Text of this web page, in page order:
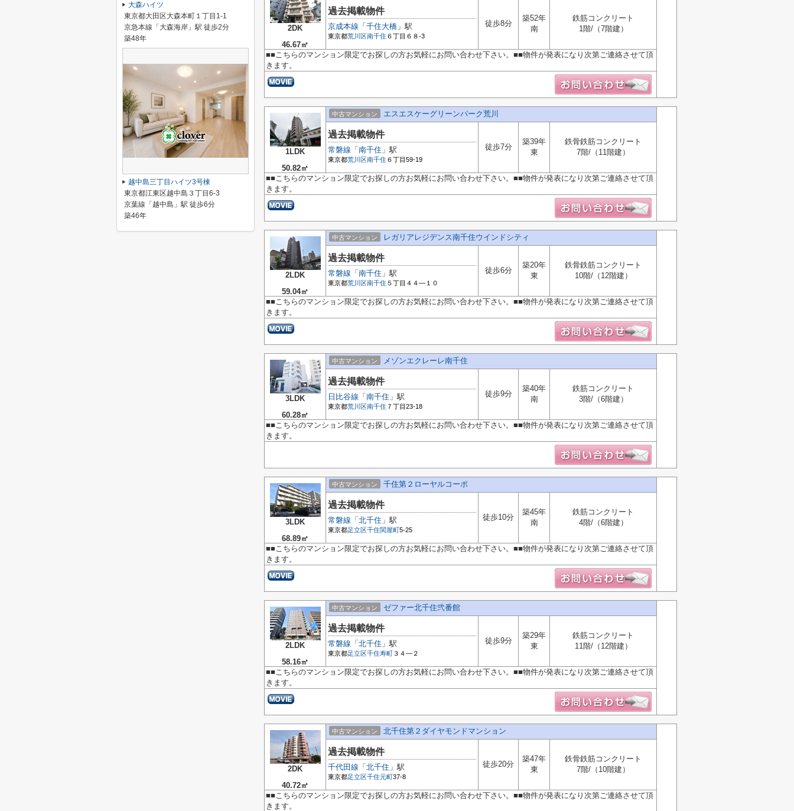
2DK
46.67㎡
過去掲載物件
京成本線 「 千住大橋 」駅
東京都荒川区南千住６丁目６８-3
徒歩8分
築52年
南
鉄筋コンクリート
1階/（7階建）
■■こちらのマンション限定でお探しの方お気軽にお問い合わせ下さい。■■物件が発表になり次第ご連絡させて頂
きます。
1LDK
50.82㎡
中古マンション エスエスケーグリーンパーク荒川
過去掲載物件
常磐線 「 南千住 」駅
東京都荒川区南千住６丁目59-19
徒歩7分
築39年
東
鉄骨鉄筋コンクリート
7階/（11階建）
■■こちらのマンション限定でお探しの方お気軽にお問い合わせ下さい。■■物件が発表になり次第ご連絡させて頂
きます。
2LDK
59.04㎡
中古マンション レガリアレジデンス南千住ウインドシティ
過去掲載物件
常磐線 「 南千住 」駅
東京都荒川区南千住 ５丁目４４―１０
徒歩6分
築20年
東
鉄骨鉄筋コンクリート
10階/（12階建）
■■こちらのマンション限定でお探しの方お気軽にお問い合わせ下さい。■■物件が発表になり次第ご連絡させて頂
きます。
3LDK
60.28㎡
中古マンション メゾンエクレーレ南千住
過去掲載物件
日比谷線 「 南千住 」駅
東京都荒川区南千住 ７丁目23-18
徒歩9分
築40年
南
鉄筋コンクリート
3階/（6階建）
■■こちらのマンション限定でお探しの方お気軽にお問い合わせ下さい。■■物件が発表になり次第ご連絡させて頂
きます。
3LDK
68.89㎡
中古マンション 千住第２ローヤルコーポ
過去掲載物件
常磐線 「 北千住 」駅
東京都足立区千住関屋町5-25
徒歩10分
築45年
南
鉄筋コンクリート
4階/（6階建）
■■こちらのマンション限定でお探しの方お気軽にお問い合わせ下さい。■■物件が発表になり次第ご連絡させて頂
きます。
2LDK
58.16㎡
中古マンション ゼファー北千住弐番館
過去掲載物件
常磐線 「 北千住 」駅
東京都足立区千住寿町 ３４―２
徒歩9分
築29年
東
鉄筋コンクリート
11階/（12階建）
■■こちらのマンション限定でお探しの方お気軽にお問い合わせ下さい。■■物件が発表になり次第ご連絡させて頂
きます。
2DK
40.72㎡
中古マンション 北千住第２ダイヤモンドマンション
過去掲載物件
千代田線 「 北千住 」駅
東京都足立区千住元町37-8
徒歩20分
築47年
東
鉄骨鉄筋コンクリート
7階/（10階建）
■■こちらのマンション限定でお探しの方お気軽にお問い合わせ下さい。■■物件が発表になり次第ご連絡させて頂
きます。
大森ハイツ
東京都大田区大森本町１丁目1-1
京急本線「大森海岸」駅 徒歩2分
築48年
越中島三丁目ハイツ3号棟
東京都江東区越中島３丁目6-3
京葉線「越中島」駅 徒歩6分
築46年